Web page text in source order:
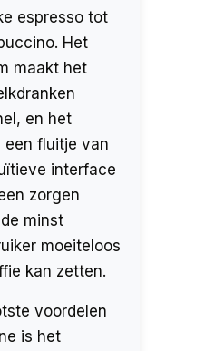
espresso tot
Het
maakt het
en het
een fluitje van
interface
zorgen
minst
moeiteloos
kan zetten.
voordelen
is het